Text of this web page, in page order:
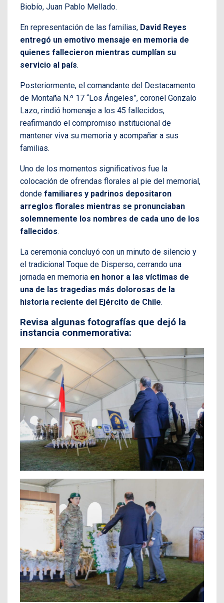
Biobío, Juan Pablo Mellado.
En representación de las familias, David Reyes
entregó un emotivo mensaje en memoria de
quienes fallecieron mientras cumplían su
servicio al país.
Posteriormente, el comandante del Destacamento
de Montaña N.º 17 “Los Ángeles”, coronel Gonzalo
Lazo, rindió homenaje a los 45 fallecidos,
reafirmando el compromiso institucional de
mantener viva su memoria y acompañar a sus
familias.
Uno de los momentos significativos fue la
colocación de ofrendas florales al pie del memorial,
donde familiares y padrinos depositaron
arreglos florales mientras se pronunciaban
solemnemente los nombres de cada uno de los
fallecidos.
La ceremonia concluyó con un minuto de silencio y
el tradicional Toque de Disperso, cerrando una
jornada en memoria en honor a las víctimas de
una de las tragedias más dolorosas de la
historia reciente del Ejército de Chile.
Revisa algunas fotografías que dejó la
instancia conmemorativa: